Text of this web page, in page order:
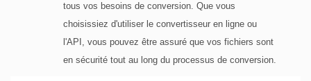
tous vos besoins de conversion. Que vous
choisissiez d'utiliser le convertisseur en ligne ou
l'API, vous pouvez être assuré que vos fichiers sont
en sécurité tout au long du processus de conversion.